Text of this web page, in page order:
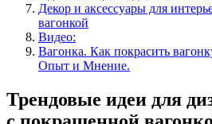
Декор и аксессуары для
вагонкой
Видео:
Вагонка. Как покрасить
Опыт и Мнение.
Трендовые идеи для